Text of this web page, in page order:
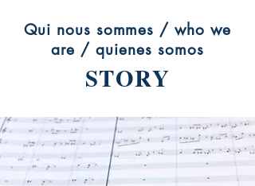
Qui nous sommes / who we
are / quienes somos
STORY